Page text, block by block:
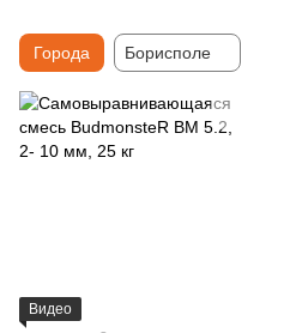
Города Борисполе
Видео